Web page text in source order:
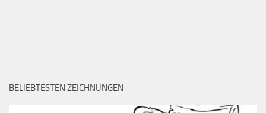
BELIEBTESTEN ZEICHNUNGEN